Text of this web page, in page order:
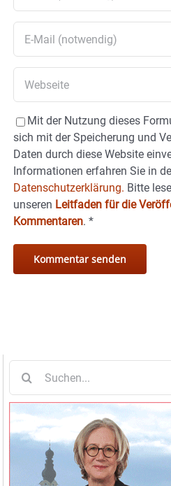
Mit der Nutzung dieses
sich mit der Speicherung und
Daten durch diese Website
Informationen erfahren Sie in
Datenschutzerklärung. Bitte
unseren Leitfaden für die
Kommentaren. *
nach: